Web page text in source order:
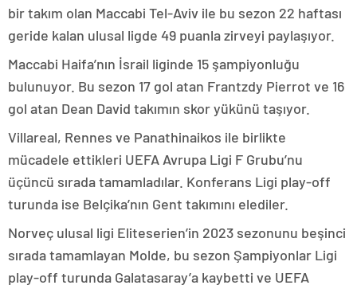
bir takım olan Maccabi Tel-Aviv ile bu sezon 22 haftası
geride kalan ulusal ligde 49 puanla zirveyi paylaşıyor.
Maccabi Haifa’nın İsrail liginde 15 şampiyonluğu
bulunuyor. Bu sezon 17 gol atan Frantzdy Pierrot ve 16
gol atan Dean David takımın skor yükünü taşıyor.
Villareal, Rennes ve Panathinaikos ile birlikte
mücadele ettikleri UEFA Avrupa Ligi F Grubu’nu
üçüncü sırada tamamladılar. Konferans Ligi play-off
turunda ise Belçika’nın Gent takımını elediler.
Norveç ulusal ligi Eliteserien’in 2023 sezonunu beşinci
sırada tamamlayan Molde, bu sezon Şampiyonlar Ligi
play-off turunda Galatasaray’a kaybetti ve UEFA